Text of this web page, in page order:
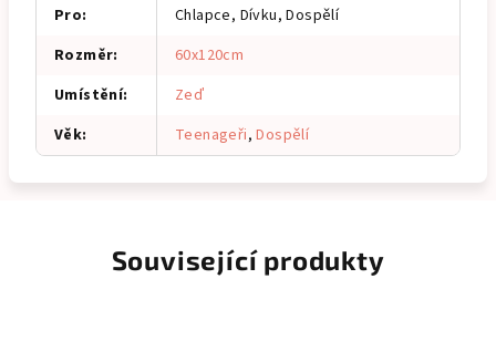
Pro:
Chlapce, Dívku, Dospělí
Rozměr:
60x120cm
Umístění:
Zeď
Věk: Teenageři,Dospělí
Související produkty